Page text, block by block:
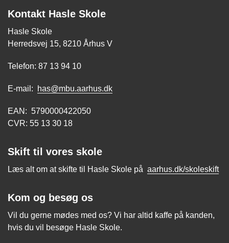
Kontakt Hasle Skole
Hasle Skole
Herredsvej 15, 8210 Århus V
Telefon: 87 13 94 10
E-mail: has@mbu.aarhus.dk
EAN: 5790000422050
CVR: 55 13 30 18
Skift til vores skole
Læs alt om at skifte til Hasle Skole på aarhus.dk/skoleskift
Kom og besøg os
Vil du gerne mødes med os? Vi har altid kaffe på kanden,
hvis du vil besøge Hasle Skole.